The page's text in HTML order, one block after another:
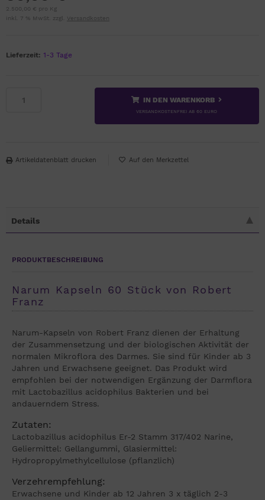
2.500,00 € pro Kg
inkl. 7 % MwSt. zzgl.
Versandkosten
Lieferzeit: 1-3 Tage
IN DEN WARENKORB
VERSANDKOSTENFREI AB 60 EURO
Artikeldatenblatt drucken
Details
PRODUKTBESCHREIBUNG
Narum Kapseln 60 Stück von Robert
Franz
Narum-Kapseln von Robert Franz dienen der Erhaltung
der Zusammensetzung und der biologischen Aktivität der
normalen Mikroflora des Darmes. Sie sind für Kinder ab 3
Jahren und Erwachsene geeignet. Das Produkt wird
empfohlen bei der notwendigen Ergänzung der Darmflora
mit Lactobazillus acidophilus Bakterien und bei
andauerndem Stress.
Zutaten:
Lactobazillus acidophilus Er-2 Stamm 317/402 Narine,
Geliermittel: Gellangummi, Glasiermittel:
Hydropropylmethylcellulose (pflanzlich)
Verzehrempfehlung:
Erwachsene und Kinder ab 12 Jahren 3 x täglich 2-3